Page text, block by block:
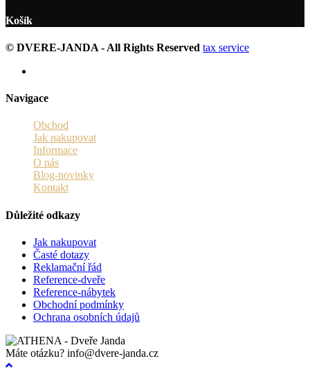
Košík
© DVERE-JANDA - All Rights Reserved tax service
Navigace
Obchod
Jak nakupovat
Informace
O nás
Blog-novinky
Kontakt
Důležité odkazy
Jak nakupovat
Časté dotazy
Reklamační řád
Reference-dveře
Reference-nábytek
Obchodní podmínky
Ochrana osobních údajů
Máte otázku? info@dvere-janda.cz